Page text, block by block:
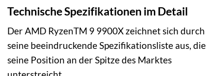
Technische Spezifikationen im Detail
Der AMD RyzenTM 9 9900X zeichnet sich durch
seine beeindruckende Spezifikationsliste aus, die
seine Position an der Spitze des Marktes